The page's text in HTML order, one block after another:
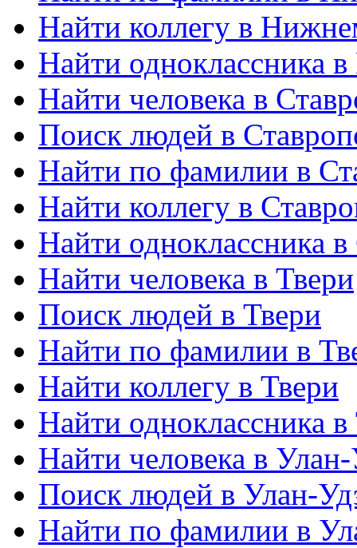
Найти коллегу в
Найти одноклассника
Найти человека в
Поиск людей в
Найти по фамилии в
Найти коллегу в
Найти одноклассника
Найти человека в Твери
Поиск людей в Твери
Найти по фамилии в
Найти коллегу в Твери
Найти одноклассника в
Найти человека в
Поиск людей в Улан-
Найти по фамилии в